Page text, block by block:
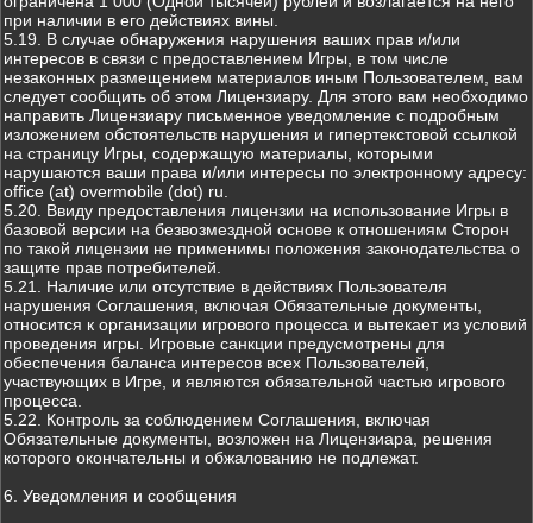
при наличии в его действиях вины.
5.19. В случае обнаружения нарушения ваших прав и/или
интересов в связи с предоставлением Игры, в том числе
незаконных размещением материалов иным Пользователем, вам
следует сообщить об этом Лицензиару. Для этого вам необходимо
направить Лицензиару письменное уведомление с подробным
изложением обстоятельств нарушения и гипертекстовой ссылкой
на страницу Игры, содержащую материалы, которыми
нарушаются ваши права и/или интересы по электронному адресу:
office (at) overmobile (dot) ru.
5.20. Ввиду предоставления лицензии на использование Игры в
базовой версии на безвозмездной основе к отношениям Сторон
по такой лицензии не применимы положения законодательства о
защите прав потребителей.
5.21. Наличие или отсутствие в действиях Пользователя
нарушения Соглашения, включая Обязательные документы,
относится к организации игрового процесса и вытекает из условий
проведения игры. Игровые санкции предусмотрены для
обеспечения баланса интересов всех Пользователей,
участвующих в Игре, и являются обязательной частью игрового
процесса.
5.22. Контроль за соблюдением Соглашения, включая
Обязательные документы, возложен на Лицензиара, решения
которого окончательны и обжалованию не подлежат.
6. Уведомления и сообщения